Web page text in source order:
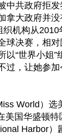
中共政府拒
拿大政府并
织机构从
球决赛，相
以“世界小姐”
过，让她参加
World）选
美国华盛顿特
Harbor）